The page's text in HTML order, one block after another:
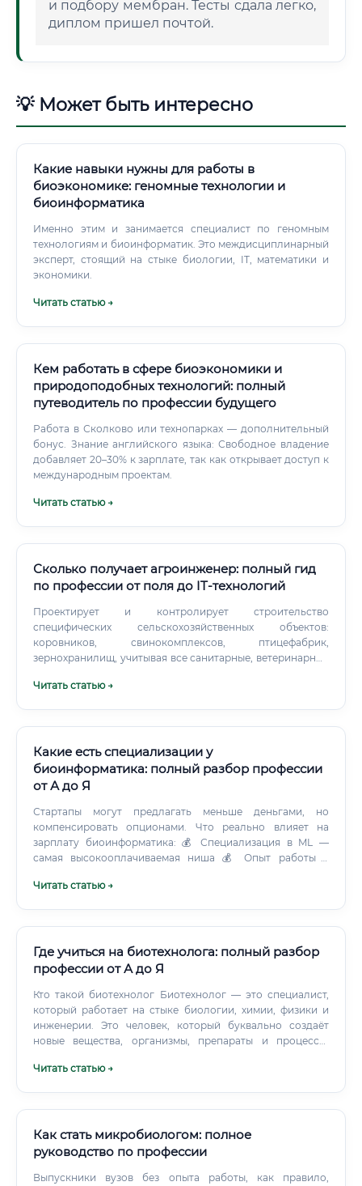
и подбору мембран. Тесты сдала легко,
диплом пришел почтой.
💡 Может быть интересно
Какие навыки нужны для работы в
биоэкономике: геномные технологии и
биоинформатика
Именно этим и занимается специалист по геномным
технологиям и биоинформатик. Это междисциплинарный
эксперт, стоящий на стыке биологии, IT, математики и
экономики.
Читать статью →
Кем работать в сфере биоэкономики и
природоподобных технологий: полный
путеводитель по профессии будущего
Работа в Сколково или технопарках — дополнительный
бонус. Знание английского языка: Свободное владение
добавляет 20–30% к зарплате, так как открывает доступ к
международным проектам.
Читать статью →
Сколько получает агроинженер: полный гид
по профессии от поля до IT-технологий
Проектирует и контролирует строительство
специфических сельскохозяйственных объектов:
коровников, свинокомплексов, птицефабрик,
зернохранилищ, учитывая все санитарные, ветеринарные
портрет идеального кандидата Чтобы стать успешным
Читать статью →
Какие есть специализации у
биоинформатика: полный разбор профессии
от А до Я
Стартапы могут предлагать меньше деньгами, но
компенсировать опционами. Что реально влияет на
зарплату биоинформатика: 💰 Специализация в ML —
самая высокооплачиваемая ниша 💰 Опыт работы с
Nature, Cell, Science — значительно повышают ценность 💰
стран платит меньше индустрии.
Читать статью →
Где учиться на биотехнолога: полный разбор
профессии от А до Я
Кто такой биотехнолог Биотехнолог — это специалист,
который работает на стыке биологии, химии, физики и
инженерии. Это человек, который буквально создаёт
новые вещества, организмы, препараты и процессы,
гены.
Читать статью →
Как стать микробиологом: полное
руководство по профессии
Выпускники вузов без опыта работы, как правило,